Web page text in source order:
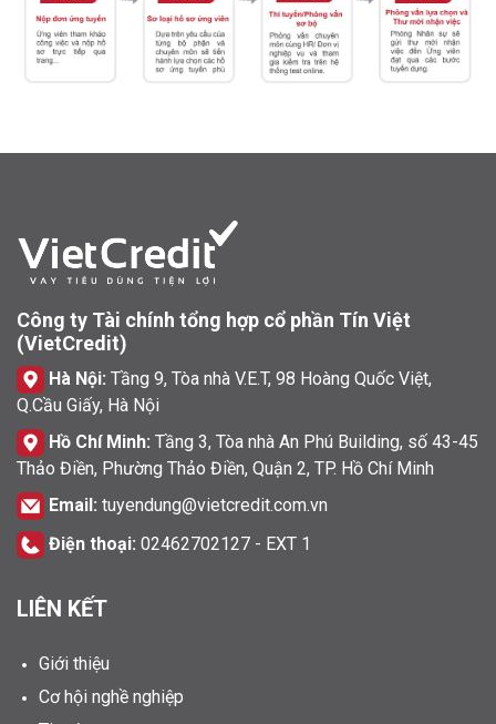
Công ty Tài chính tổng hợp cổ phần Tín Việt
(VietCredit)
Hà Nội: Tầng 9, Tòa nhà V.E.T, 98 Hoàng Quốc Việt,
Q.Cầu Giấy, Hà Nội
Hồ Chí Minh: Tầng 3, Tòa nhà An Phú Building, số 43-45
Thảo Điền, Phường Thảo Điền, Quận 2, TP. Hồ Chí Minh
Email: tuyendung@vietcredit.com.vn
Điện thoại: 02462702127 - EXT 1
LIÊN KẾT
Giới thiệu
Cơ hội nghề nghiệp